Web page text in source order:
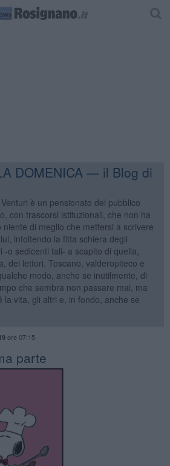
DOMENICA — il Blog di
è un pensionato del pubblico
con trascorsi istituzionali, che non ha
niente di meglio che mettersi a scrivere
infoltendo la fitta schiera degli
-o sedicenti tali- a scapito di quella,
dei lettori. Toscano, valderopiteco e
modo, anche se inutilmente, di
che sembra non passare mai, ma
la vita, gli altri e, in fondo, anche se
ore 07:15
parte